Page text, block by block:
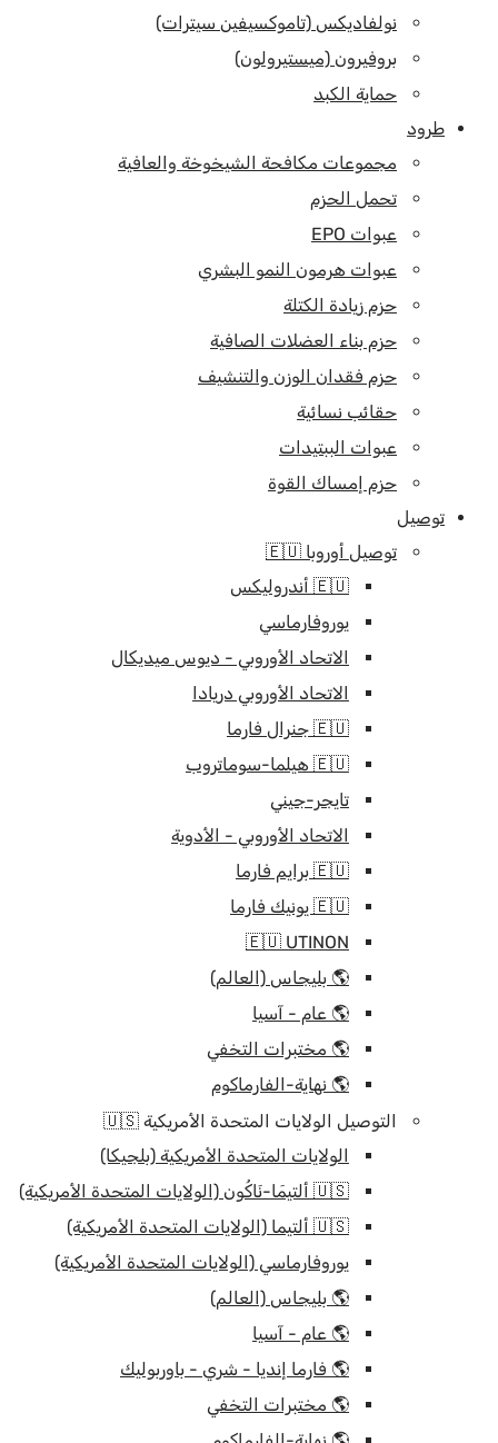
نولفاديكس (تاموكسيفين سيترات)
بروفيرون (ميستيرولون)
حماية الكبد
طرود
مجموعات مكافحة الشيخوخة والعافية
تحمل الحزم
عبوات EPO
عبوات هرمون النمو البشري
حزم زيادة الكتلة
حزم بناء العضلات الصافية
حزم فقدان الوزن والتنشيف
حقائب نسائية
عبوات الببتيدات
حزم إمساك القوة
توصيل
توصيل أوروبا 🇪🇺
🇪🇺 أندروليكس
يوروفارماسي
الاتحاد الأوروبي - ديوس ميديكال
الاتحاد الأوروبي دريادا
🇪🇺 جنرال فارما
🇪🇺 هيلما-سوماتروب
تايجر-جيني
الاتحاد الأوروبي - الأدوية
🇪🇺 برايم فارما
🇪🇺 يونيك فارما
🇪🇺 UTINON
🌎 بليجاس (العالم)
🌎 عام - آسيا
🌎 مختبرات التخفي
🌎 نهاية-الفارماكوم
التوصيل الولايات المتحدة الأمريكية 🇺🇸
الولايات المتحدة الأمريكية (بلجيكا)
🇺🇸 ألتيمَا-نَاكُون (الولايات المتحدة الأمريكية)
🇺🇸 ألتيما (الولايات المتحدة الأمريكية)
يوروفارماسي (الولايات المتحدة الأمريكية)
🌎 بليجاس (العالم)
🌎 عام - آسيا
🌎 فارما إنديا - شري - باوربوليك
🌎 مختبرات التخفي